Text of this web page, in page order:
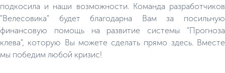
подкосила и наши возможности. Команда разработчиков
"Велесовика" будет благодарна Вам за посильную
финансовую помощь на развитие системы "Прогноза
клева", которую Вы можете сделать прямо здесь. Вместе
мы победим любой кризис!